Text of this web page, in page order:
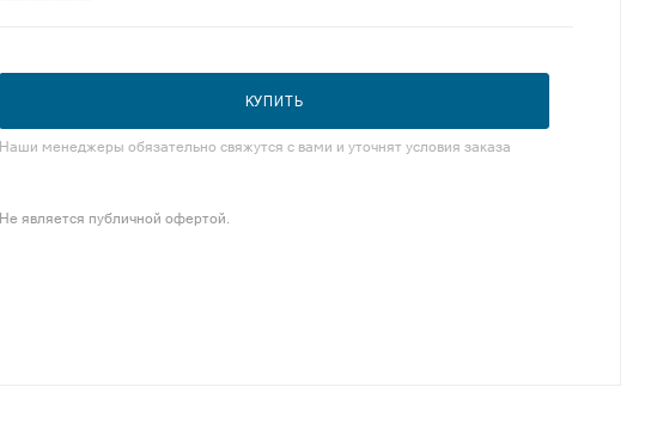
КУПИТЬ
Наши менеджеры обязательно свяжутся с вами и уточнят условия заказа
Не является публичной офертой.